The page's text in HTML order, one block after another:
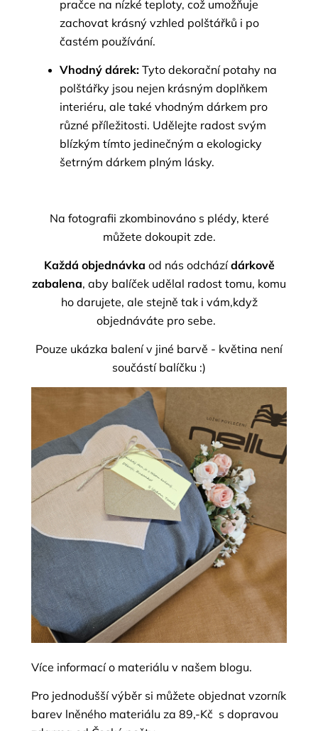
pračce na nízké teploty, což umožňuje
zachovat krásný vzhled polštářků i po
častém používání.
Vhodný dárek: Tyto dekorační potahy na
polštářky jsou nejen krásným doplňkem
interiéru, ale také vhodným dárkem pro
různé příležitosti. Udělejte radost svým
blízkým tímto jedinečným a ekologicky
šetrným dárkem plným lásky.
Na fotografii zkombinováno s plédy, které
můžete dokoupit zde.
Každá objednávka od nás odcházídárkově
zabalena, aby balíček udělal radost tomu, komu
ho darujete, ale stejně tak i vám,když
objednáváte pro sebe.
Pouze ukázka balení v jiné barvě - květina není
součástí balíčku :)
Více informací o materiálu v našem blogu.
Pro jednodušší výběr si můžete objednat vzorník
barev lněného materiálu za 89,-Kč s dopravou